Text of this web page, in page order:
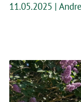
11.05.2025 |